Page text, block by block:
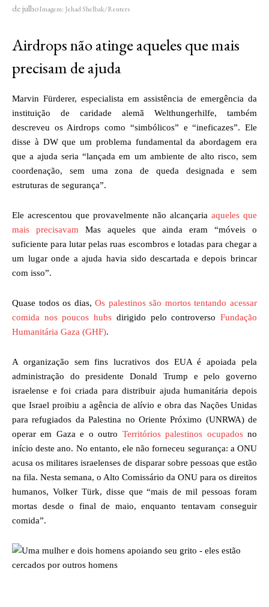
de julhoImagem: Jehad Shelbak/Reuters
Airdrops não atinge aqueles que mais
precisam de ajuda
Marvin Fürderer, especialista em assistência de emergência da
instituição de caridade alemã Welthungerhilfe, também
descreveu os Airdrops como “simbólicos” e “ineficazes”. Ele
disse à DW que um problema fundamental da abordagem era
que a ajuda seria “lançada em um ambiente de alto risco, sem
coordenação, sem uma zona de queda designada e sem
estruturas de segurança”.
Ele acrescentou que provavelmente não alcançaria aqueles que
mais precisavam Mas aqueles que ainda eram “móveis o
suficiente para lutar pelas ruas escombros e lotadas para chegar a
um lugar onde a ajuda havia sido descartada e depois brincar
com isso”.
Quase todos os dias,Os palestinos são mortos tentando acessar
comida nos poucos hubs dirigido pelo controversoFundação
Humanitária Gaza (GHF).
A organização sem fins lucrativos dos EUA é apoiada pela
administração do presidente Donald Trump e pelo governo
israelense e foi criada para distribuir ajuda humanitária depois
que Israel proibiu a agência de alívio e obra das Nações Unidas
para refugiados da Palestina no Oriente Próximo (UNRWA) de
operar em Gaza e o outro Territórios palestinos ocupadosno
início deste ano. No entanto, ele não forneceu segurança: a ONU
acusa os militares israelenses de disparar sobre pessoas que estão
na fila. Nesta semana, o Alto Comissário da ONU para os direitos
humanos, Volker Türk, disse que “mais de mil pessoas foram
mortas desde o final de maio, enquanto tentavam conseguir
comida”.